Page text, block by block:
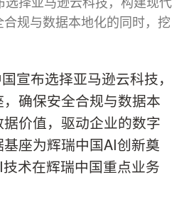
规与数据本地化的同时，挖
宣布选择亚马逊云科技，
确保安全合规与数据本
价值，驱动企业的数字
座为辉瑞中国AI创新奠
术在辉瑞中国重点业务